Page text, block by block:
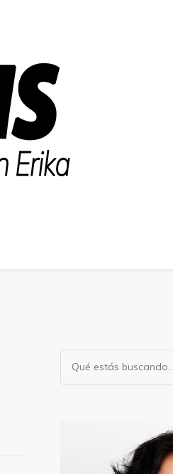
¿Buscas
algo?